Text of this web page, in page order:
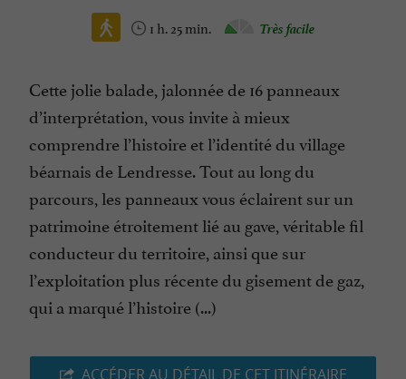
1 h. 25 min. Très facile
Cette jolie balade, jalonnée de 16 panneaux
d’interprétation, vous invite à mieux
comprendre l’histoire et l’identité du village
béarnais de Lendresse. Tout au long du
parcours, les panneaux vous éclairent sur un
patrimoine étroitement lié au gave, véritable fil
conducteur du territoire, ainsi que sur
l’exploitation plus récente du gisement de gaz,
qui a marqué l’histoire (...)
ACCÉDER AU DÉTAIL DE CET ITINÉRAIRE